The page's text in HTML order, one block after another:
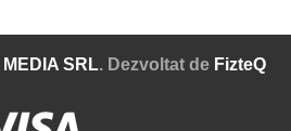
MEDIA SRL. Dezvoltat de FizteQ